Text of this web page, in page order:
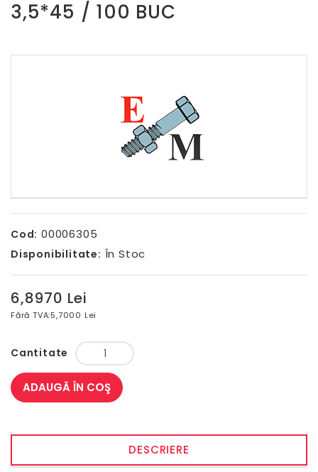
3,5*45 / 100 BUC
Cod: 00006305
Disponibilitate: În Stoc
6,8970 Lei
Fără TVA:5,7000 Lei
Cantitate
ADAUGĂ ÎN COŞ
DESCRIERE